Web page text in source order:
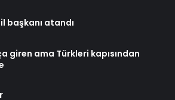
il başkanı atandı
giren ama Türkleri kapısından